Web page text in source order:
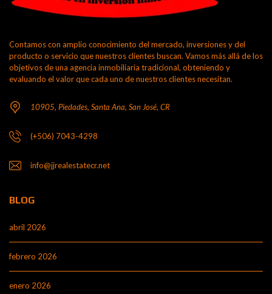
Contamos con amplio conocimiento del mercado, inversiones y del
producto o servicio que nuestros clientes buscan. Vamos más allá de los
objetivos de una agencia inmobiliaria tradicional, obteniendo y
evaluando el valor que cada uno de nuestros clientes necesitan.
10905, Piedades, Santa Ana, San José, CR
(+506) 7043-4298
info@jjrealestatecr.net
BLOG
abril 2026
febrero 2026
enero 2026